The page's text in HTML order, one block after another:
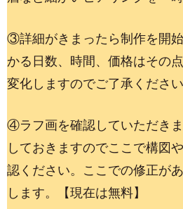
③詳細がきまったら制作を開
かる日数、時間、価格はその
変化しますのでご了承ください
④ラフ画を確認していただき
しておきますのでここで構図
認ください。ここでの修正が
します。【現在は無料】